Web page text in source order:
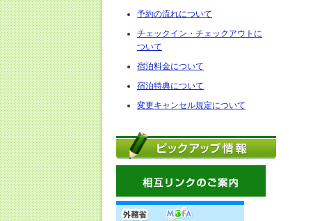
予約の流れについて
チェックイン・チェックアウトに
ついて
宿泊料金について
宿泊特典について
変更キャンセル規定について